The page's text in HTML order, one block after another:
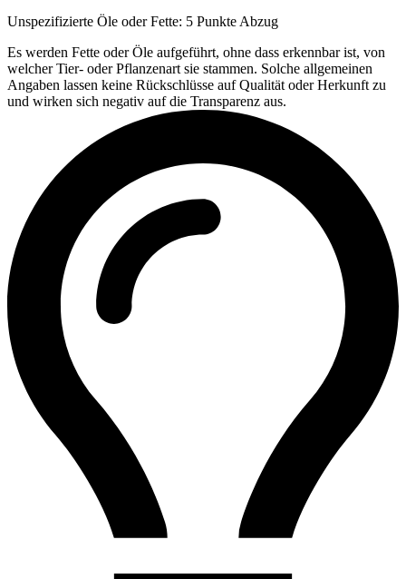
Unspezifizierte Öle oder Fette: 5 Punkte Abzug
Es werden Fette oder Öle aufgeführt, ohne dass erkennbar ist, von
welcher Tier- oder Pflanzenart sie stammen. Solche allgemeinen
Angaben lassen keine Rückschlüsse auf Qualität oder Herkunft zu
und wirken sich negativ auf die Transparenz aus.